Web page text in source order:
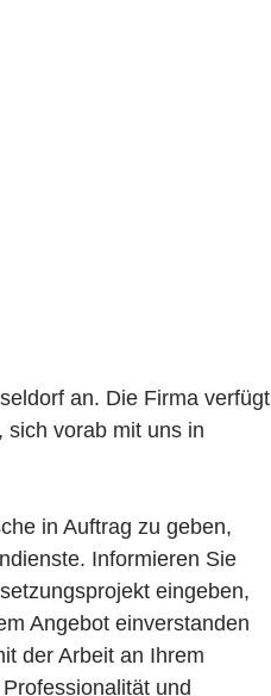
an. Die Firma verfügt
sich vorab mit uns in
in Auftrag zu geben,
Informieren Sie
eingeben,
Angebot einverstanden
der Arbeit an Ihrem
und